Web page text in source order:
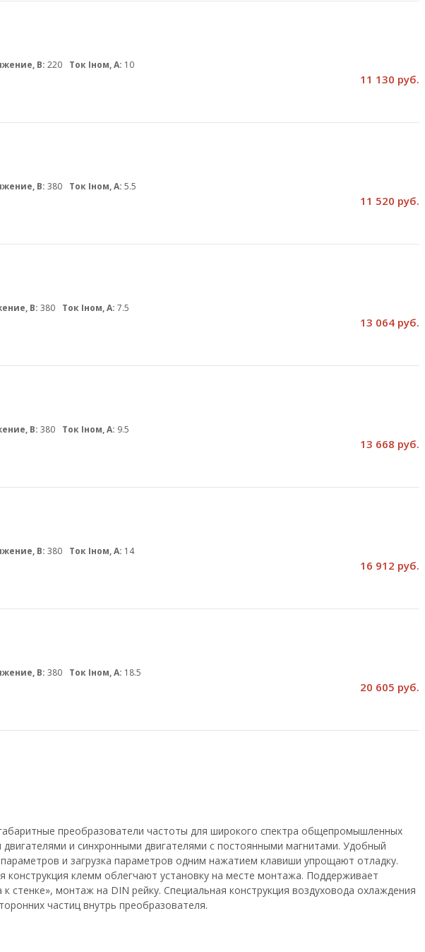
В: 220 Ток Iном, А: 10
11 130 руб.
В: 380 Ток Iном, А: 5.5
11 520 руб.
В: 380 Ток Iном, А: 7.5
13 064 руб.
В: 380 Ток Iном, А: 9.5
13 668 руб.
В: 380 Ток Iном, А: 14
16 912 руб.
В: 380 Ток Iном, А: 18.5
20 605 руб.
преобразователи частоты для широкого спектра общепромышленных
и синхронными двигателями с постоянными магнитами. Удобный
и загрузка параметров одним нажатием клавиши упрощают отладку.
конструкция клемм облегчают установку на месте монтажа. Поддерживает
к стенке», монтаж на DIN рейку. Специальная конструкция воздуховода охлаждения
частиц внутрь преобразователя.